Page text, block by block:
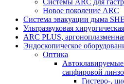
Новое поколение ARC
Система эвакуации дыма
Ультразвуковая
ARC PLUS,
Эндоскопическое
Оптика
сапфировой
Гистеро-,